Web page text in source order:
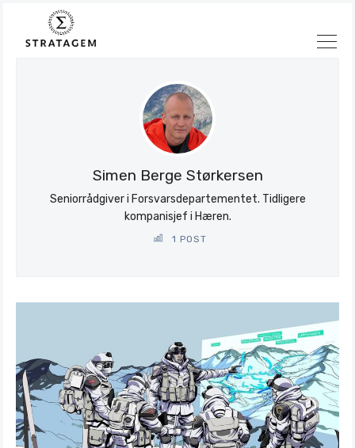
Søk
Stratagem
Simen Berge Størkersen
Seniorrådgiver i Forsvarsdepartementet. Tidligere
kompanisjef i Hæren.
1 POST